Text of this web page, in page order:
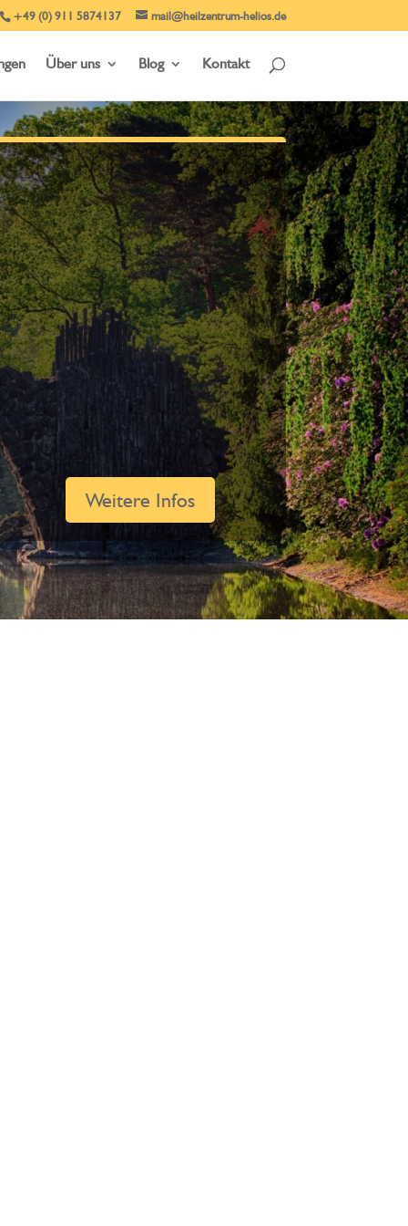
+49 (0) 911 5874137 mail@heilzentrum-helios.de
Über uns Blog Kontakt
+49 (0) 911 5874137
Email:
mail@heilzentrum-
helios.de
Weitere Infos